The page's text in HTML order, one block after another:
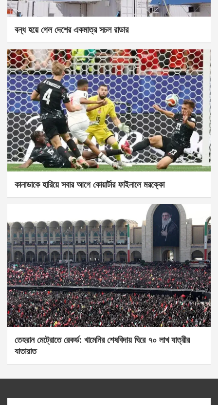
বন্ধ হয়ে গেল দেশের একমাত্র সচল রাডার
কানাডাকে হারিয়ে সবার আগে কোয়ার্টার ফাইনালে মরক্কো
তেহরান মেট্রোতে রেকর্ড: খামেনির শেষবিদায় ঘিরে ৭০ লাখ যাত্রীর
যাতায়াত